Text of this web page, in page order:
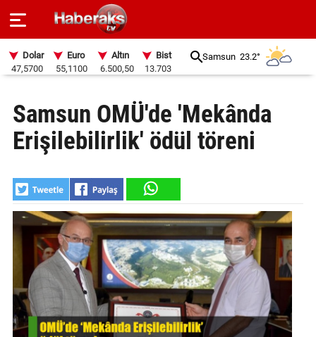
SPOR
YAŞAM
EKONOMİ
BELEDİYELER
SAĞLIK
SİYASET
EĞİTİM
Dolar
47,5700
Euro
55,1100
Altın
6.500,50
Bist
13.703
Samsun 23.2°
Samsun OMÜ'de 'Mekânda
Erişilebilirlik' ödül töreni